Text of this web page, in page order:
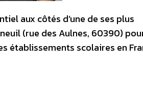
aux côtés d’une de ses plus
(rue des Aulnes, 60390)
établissements scolaires en